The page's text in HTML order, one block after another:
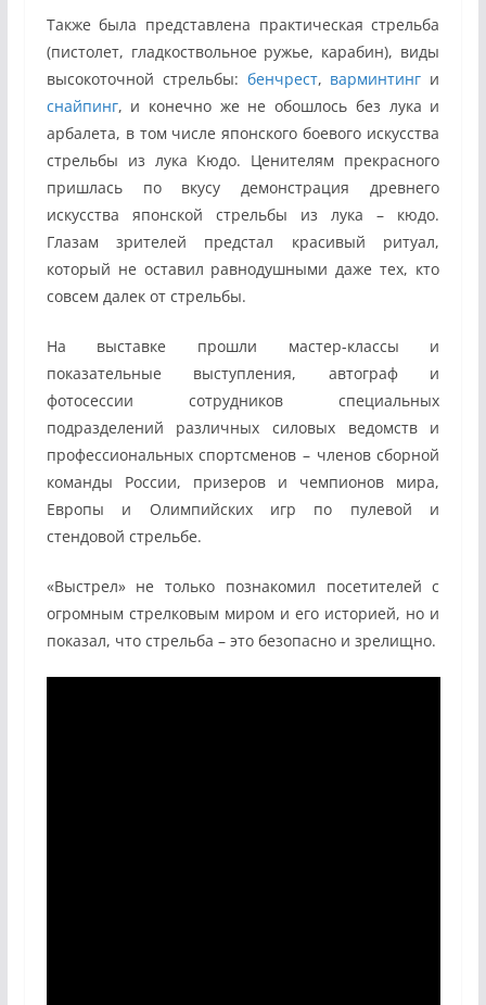
Также была представлена практическая стрельба
(пистолет, гладкоствольное ружье, карабин), виды
высокоточной стрельбы: бенчрест, варминтинг и
снайпинг, и конечно же не обошлось без лука и
арбалета, в том числе японского боевого искусства
стрельбы из лука Кюдо. Ценителям прекрасного
пришлась по вкусу демонстрация древнего
искусства японской стрельбы из лука – кюдо.
Глазам зрителей предстал красивый ритуал,
который не оставил равнодушными даже тех, кто
совсем далек от стрельбы.
На выставке прошли мастер-классы и
показательные выступления, автограф и
фотосессии сотрудников специальных
подразделений различных силовых ведомств и
профессиональных спортсменов – членов сборной
команды России, призеров и чемпионов мира,
Европы и Олимпийских игр по пулевой и
стендовой стрельбе.
«Выстрел» не только познакомил посетителей с
огромным стрелковым миром и его историей, но и
показал, что стрельба – это безопасно и зрелищно.